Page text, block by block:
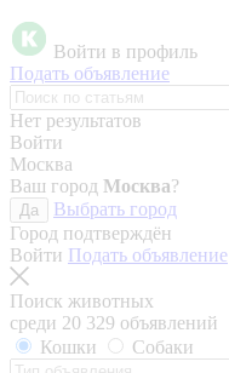
Войти в профиль
Подать объявление
Нет результатов
Войти
Москва
Ваш город Москва?
Да
Выбрать город
Город подтверждён
Войти Подать объявление
Поиск животных
среди 20 329 объявлений
Кошки
Собаки